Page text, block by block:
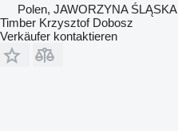
Polen, JAWORZYNA ŚLĄSKA
Timber Krzysztof Dobosz
Verkäufer kontaktieren